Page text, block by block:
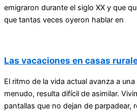
emigraron durante el siglo XX y que
que tantas veces oyeron hablar en
Las vacaciones en casas
El ritmo de la vida actual avanza a
menudo, resulta difícil de asimilar.
pantallas que no dejan de parpadear,